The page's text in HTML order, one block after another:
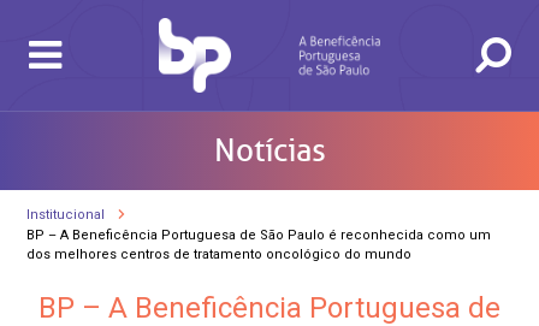
BUSCA
CONSULTAS E EXAMES
ATENDIMENTO 24H
CONHEÇA AS UNIDADES
INSTITUCIONAL
NOSSOS SERVIÇOS
INFORMAÇÕES ÚTEIS
ESPECIALIDADES
Notícias
Institucional
BP – A Beneficência Portuguesa de São Paulo é reconhecida como um
dos melhores centros de tratamento oncológico do mundo
BP – A Beneficência Portuguesa de